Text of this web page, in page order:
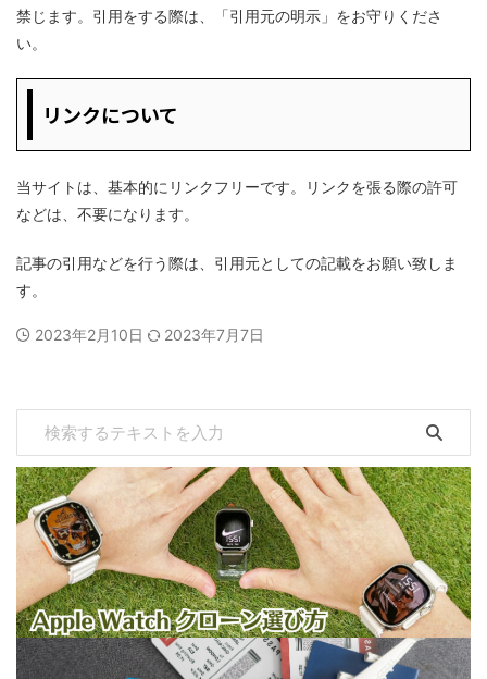
禁じます。引用をする際は、「引用元の明示」をお守りくださ
い。
リンクについて
当サイトは、基本的にリンクフリーです。リンクを張る際の許可
などは、不要になります。
記事の引用などを行う際は、引用元としての記載をお願い致しま
す。
2023年2月10日 2023年7月7日